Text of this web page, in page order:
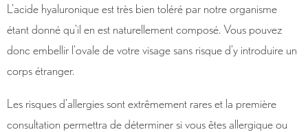
L’acide hyaluronique est très bien toléré par notre organisme
étant donné qu’il en est naturellement composé. Vous pouvez
donc embellir l’ovale de votre visage sans risque d’y introduire un
corps étranger.
Les risques d’allergies sont extrêmement rares et la première
consultation permettra de déterminer si vous êtes allergique ou